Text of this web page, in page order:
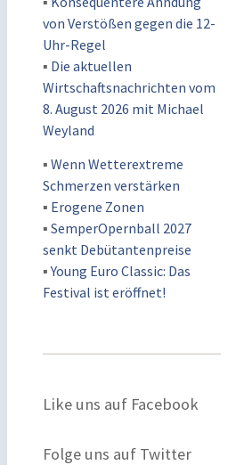
von Verstößen gegen die 12-
Uhr-Regel
▪ Die aktuellen
Wirtschaftsnachrichten vom
8. August 2026 mit Michael
Weyland
▪ Wenn Wetterextreme
Schmerzen verstärken
▪ Erogene Zonen
▪ SemperOpernball 2027
senkt Debütantenpreise
▪Young Euro Classic: Das
Festival ist eröffnet!
Like uns auf Facebook
Folge uns auf Twitter